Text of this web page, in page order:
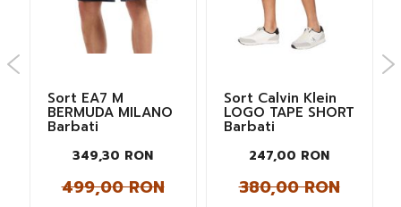
Sort EA7 M
BERMUDA MILANO
Barbati
349,30 RON
499,00 RON
Sort Calvin Klein
LOGO TAPE SHORT
Barbati
247,00 RON
380,00 RON